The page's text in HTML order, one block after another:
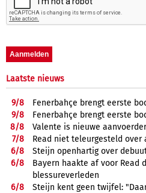
Laatste nieuws
9/8
Fenerbahçe brengt eerste
9/8
Fenerbahçe brengt eerste
8/8
Valente is nieuwe
7/8
Read niet teleurgesteld
6/8
Steijn openhartig over
6/8
Bayern haakte af voor Read
blessureverleden
6/8
Steijn kent geen twijfel: